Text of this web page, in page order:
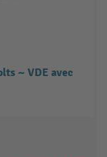
~ VDE avec